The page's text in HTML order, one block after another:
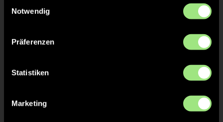
Notwendig
Präferenzen
Statistiken
Marketing